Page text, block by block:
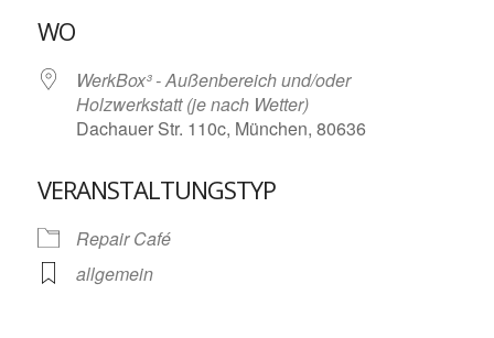
WO
WerkBox³ - Außenbereich und/oder
Holzwerkstatt (je nach Wetter)
Dachauer Str. 110c, München, 80636
VERANSTALTUNGSTYP
Repair Café
allgemein